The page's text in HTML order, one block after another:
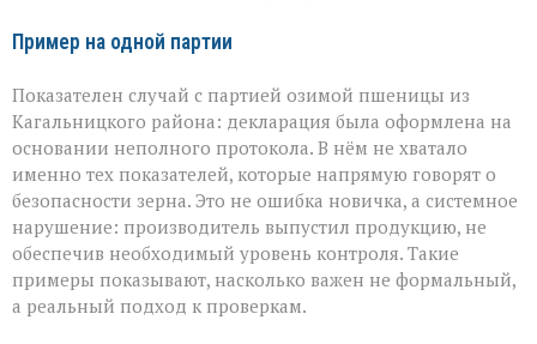
Пример на одной партии
Показателен случай с партией озимой пшеницы из
Кагальницкого района: декларация была оформлена на
основании неполного протокола. В нём не хватало
именно тех показателей, которые напрямую говорят о
безопасности зерна. Это не ошибка новичка, а системное
нарушение: производитель выпустил продукцию, не
обеспечив необходимый уровень контроля. Такие
примеры показывают, насколько важен не формальный,
а реальный подход к проверкам.